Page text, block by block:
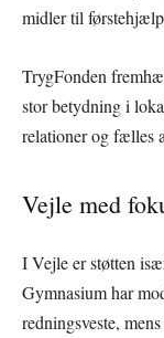
midler til
TrygFonden
stor betydning i
relationer og fælles
Vejle med
I Vejle er støtten
Gymnasium har
redningsveste,